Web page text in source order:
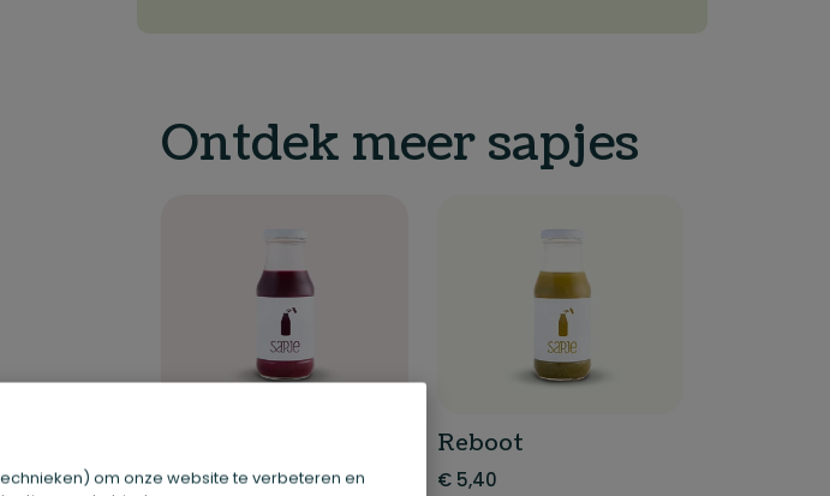
om onze website te verbeteren en
Ontdek meer sapjes
€4,95
Reboot
€5,40